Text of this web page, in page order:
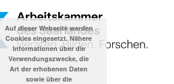
Auf dieser Webseite werden
Cookies eingesetzt. Nähere
Informationen über die
Verwendungszwecke, die
Art der erhobenen Daten
sowie über die